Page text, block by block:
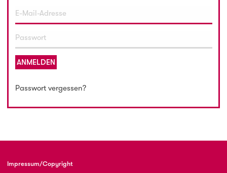
ANMELDEN
Passwort vergessen?
Impressum/Copyright